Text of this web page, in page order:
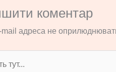
коментар
адреса не